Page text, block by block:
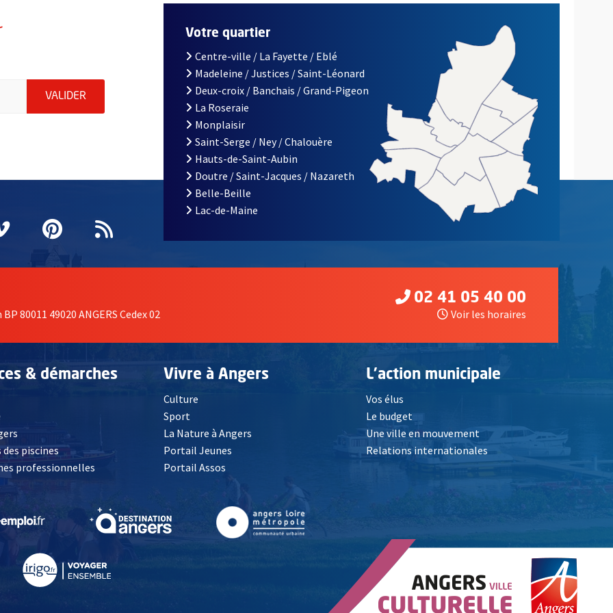
indiquez votre email (champ obligatoire)
VALIDER ENVOYER MA DEMANDE D'INSCRIPTION À LA LETTRE D'INFORMATION DE LA VILLE D'ANGERS
fenêtrefenêtre
une nouvelle fenêtre
Vimeo
, Ouvre une nouvelle fenêtre
Pinterest
, Ouvre une nouvelle fenêtre
Flux RSS
Votre quartier
Centre-ville / La Fayette / Eblé
Madeleine / Justices / Saint-Léonard
Deux-croix / Banchais / Grand-Pigeon
La Roseraie
Monplaisir
Saint-Serge / Ney / Chalouère
Hauts-de-Saint-Aubin
Doutre / Saint-Jacques / Nazareth
Belle-Beille
Lac-de-Maine
80011 49020 ANGERS Cedex 02
02 41 05 40 00
Voir les horaires
& démarches
, Ouvre une nouvelle fenêtre
piscines
professionnelles
Vivre à Angers
Culture
Sport
La Nature à Angers
Portail Jeunes
Portail Assos
L'action municipale
Vos élus
Le budget
Une ville en mouvement
Relations internationales
fenêtre , Ouvre une nouvelle fenêtre , Ouvre une nouvelle fenêtre, Ouvre une nouvelle fenêtre